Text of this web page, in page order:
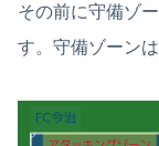
その前に守備ゾ
す。守備ゾーン